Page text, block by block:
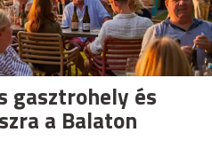
gasztrohely és
a Balaton